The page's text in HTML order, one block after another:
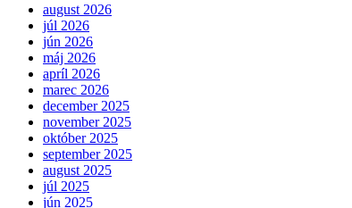
august 2026
júl 2026
jún 2026
máj 2026
apríl 2026
marec 2026
december 2025
november 2025
október 2025
september 2025
august 2025
júl 2025
jún 2025